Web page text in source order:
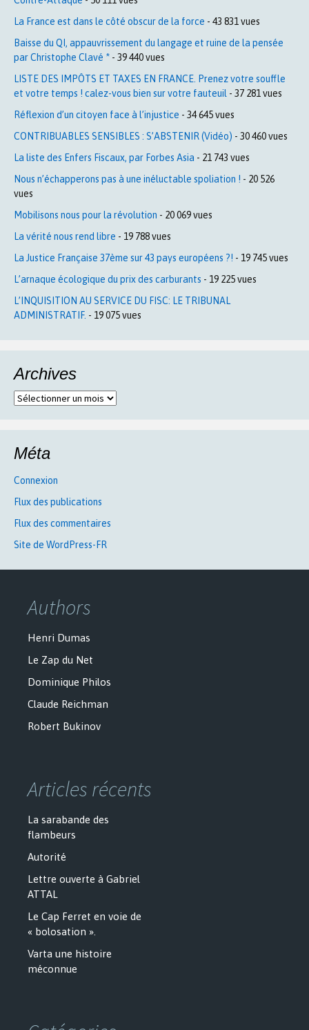
La France est dans le côté obscur de la force - 43 831 vues
Baisse du QI, appauvrissement du langage et ruine de la pensée
par Christophe Clavé * - 39 440 vues
LISTE DES IMPÔTS ET TAXES EN FRANCE. Prenez votre souffle
et votre temps ! calez-vous bien sur votre fauteuil - 37 281 vues
Réflexion d’un citoyen face à l’injustice - 34 645 vues
CONTRIBUABLES SENSIBLES : S’ABSTENIR (Vidéo) - 30 460 vues
La liste des Enfers Fiscaux, par Forbes Asia - 21 743 vues
Nous n’échapperons pas à une inéluctable spoliation ! - 20 526
vues
Mobilisons nous pour la révolution - 20 069 vues
La vérité nous rend libre - 19 788 vues
La Justice Française 37ème sur 43 pays européens ?! - 19 745 vues
L’arnaque écologique du prix des carburants - 19 225 vues
L’INQUISITION AU SERVICE DU FISC: LE TRIBUNAL
ADMINISTRATIF. - 19 075 vues
Archives
Archives
Méta
Connexion
Flux des publications
Flux des commentaires
Site de WordPress-FR
Authors
Henri Dumas
Le Zap du Net
Dominique Philos
Claude Reichman
Robert Bukinov
Articles récents
La sarabande des
flambeurs
Autorité
Lettre ouverte à Gabriel
ATTAL
Le Cap Ferret en voie de
« bolosation ».
Varta une histoire
méconnue